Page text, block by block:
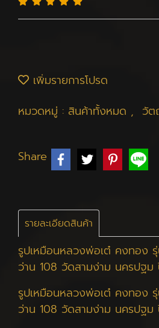
เพิ่มรายการโปรด
หมวดหมู่ : สินค้าทั้งหมด , วัต
Share
รายละเอียดสินค้า
รูปเหมือนหลวงพ่อเต๋ คงทอง
ว่าน 108 วัดสามง่าม นครปฐม
รูปเหมือนหลวงพ่อเต๋ คงทอง
ว่าน 108 วัดสามง่าม นครปฐม